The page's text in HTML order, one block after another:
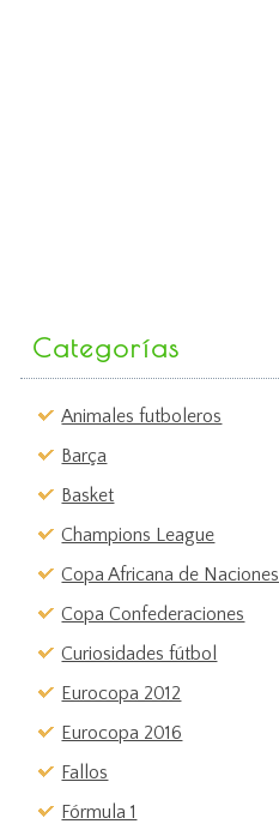
Categorías
Animales futboleros
Barça
Basket
Champions League
Copa Africana de Naciones
Copa Confederaciones
Curiosidades fútbol
Eurocopa 2012
Eurocopa 2016
Fallos
Fórmula 1